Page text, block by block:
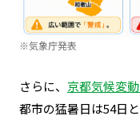
※気象庁発表
さらに、 京都気候変
都市の猛暑日は54日